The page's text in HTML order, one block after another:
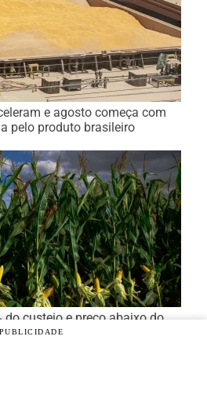
e agosto começa com
pelo produto brasileiro
do custeio e preço abaixo do
exige eficiência
PUBLICIDADE